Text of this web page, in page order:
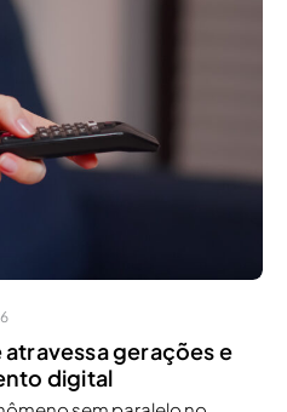
gerações e
digital